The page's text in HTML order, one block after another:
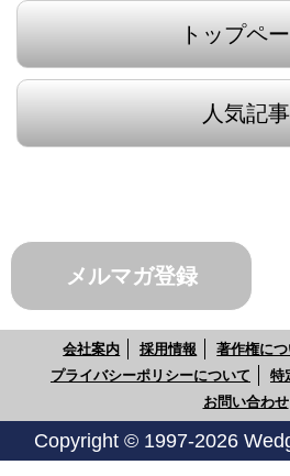
トップペ
人気記事
メルマガ登録
会社案内 採用情報 著作権につ
プライバシーポリシーについて
特
お問い合わせ
Copyright © 1997-2026